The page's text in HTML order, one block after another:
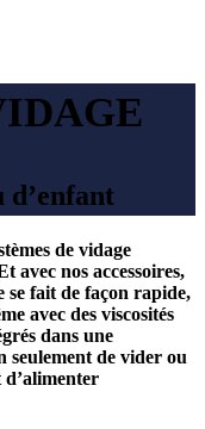
d’enfant
de vidage
avec nos accessoires,
se fait de façon rapide,
avec des viscosités
dans une
seulement de vider ou
d’alimenter